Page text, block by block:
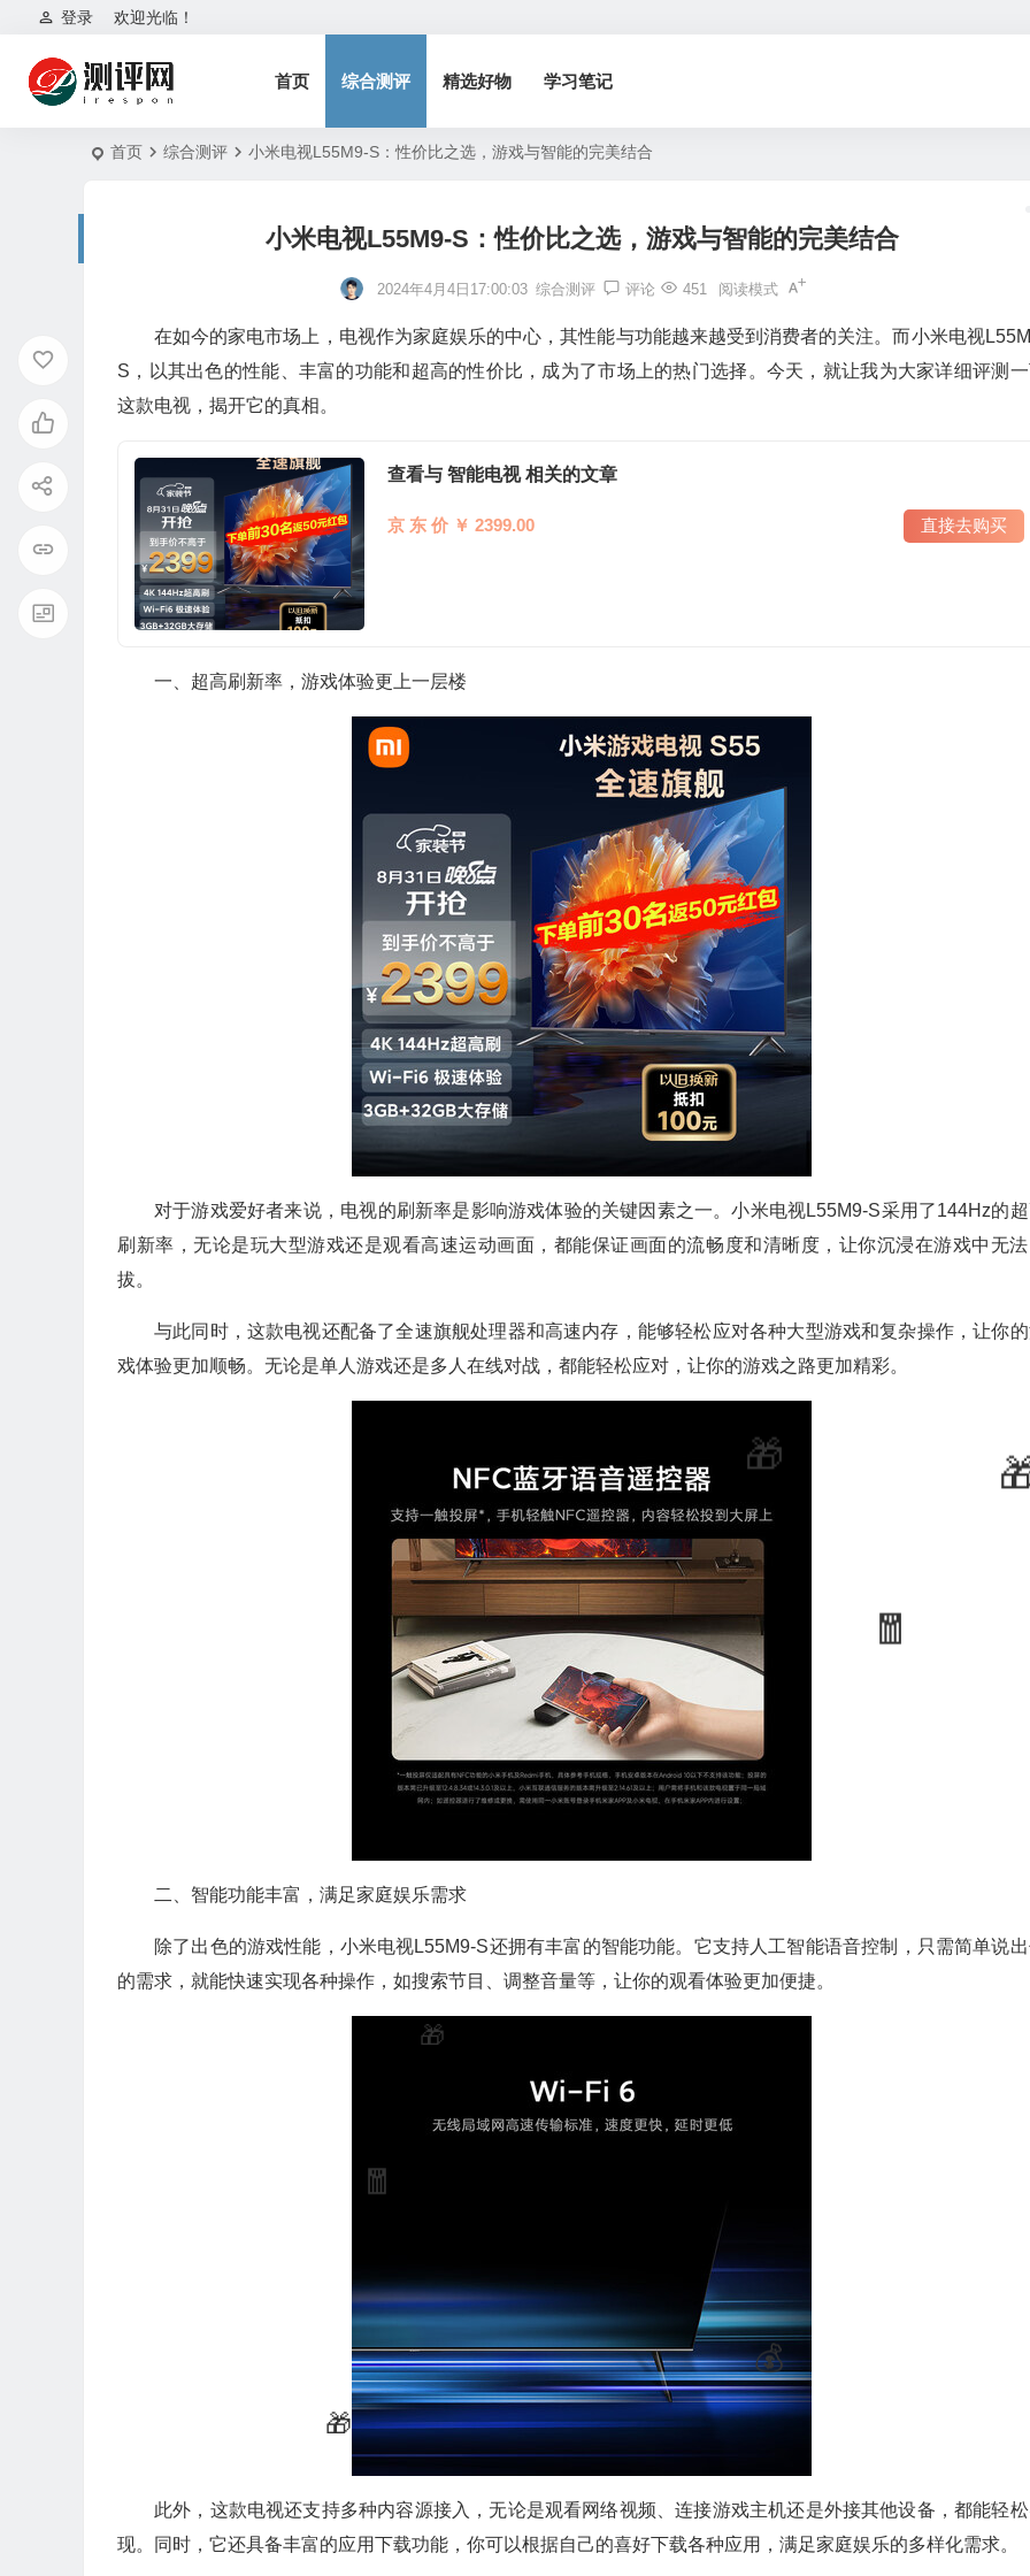
欢迎光临！
登录
首页 综合测评 精选好物 学习笔记
首页 综合测评 小米电视L55M9-S：性价比之选，游戏与智能的完美结合
小米电视L55M9-S：性价比之选，游戏与智能的完美结合
2024年4月4日17:00:03 综合测评 评论 451 阅读模式
在如今的家电市场上，电视作为家庭娱乐的中心，其性能与功能越来越受到消费者的关注。而小米电视
S，以其出色的性能、丰富的功能和超高的性价比，成为了市场上的热门选择。今天，就让我为大家详细评测
这款电视，揭开它的真相。
查看与 智能电视 相关的文章
京 东 价 ￥ 2399.00 直接去购买
一、超高刷新率，游戏体验更上一层楼
对于游戏爱好者来说，电视的刷新率是影响游戏体验的关键因素之一。小米电视L55M9-S采用了144Hz的
刷新率，无论是玩大型游戏还是观看高速运动画面，都能保证画面的流畅度和清晰度，让你沉浸在游戏中无
拔。
与此同时，这款电视还配备了全速旗舰处理器和高速内存，能够轻松应对各种大型游戏和复杂操作，让你
戏体验更加顺畅。无论是单人游戏还是多人在线对战，都能轻松应对，让你的游戏之路更加精彩。
二、智能功能丰富，满足家庭娱乐需求
除了出色的游戏性能，小米电视L55M9-S还拥有丰富的智能功能。它支持人工智能语音控制，只需简单说
的需求，就能快速实现各种操作，如搜索节目、调整音量等，让你的观看体验更加便捷。
此外，这款电视还支持多种内容源接入，无论是观看网络视频、连接游戏主机还是外接其他设备，都能轻
现。同时，它还具备丰富的应用下载功能，你可以根据自己的喜好下载各种应用，满足家庭娱乐的多样化需求。